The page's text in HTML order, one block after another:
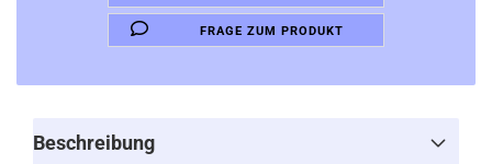
FRAGE ZUM PRODUKT
Beschreibung